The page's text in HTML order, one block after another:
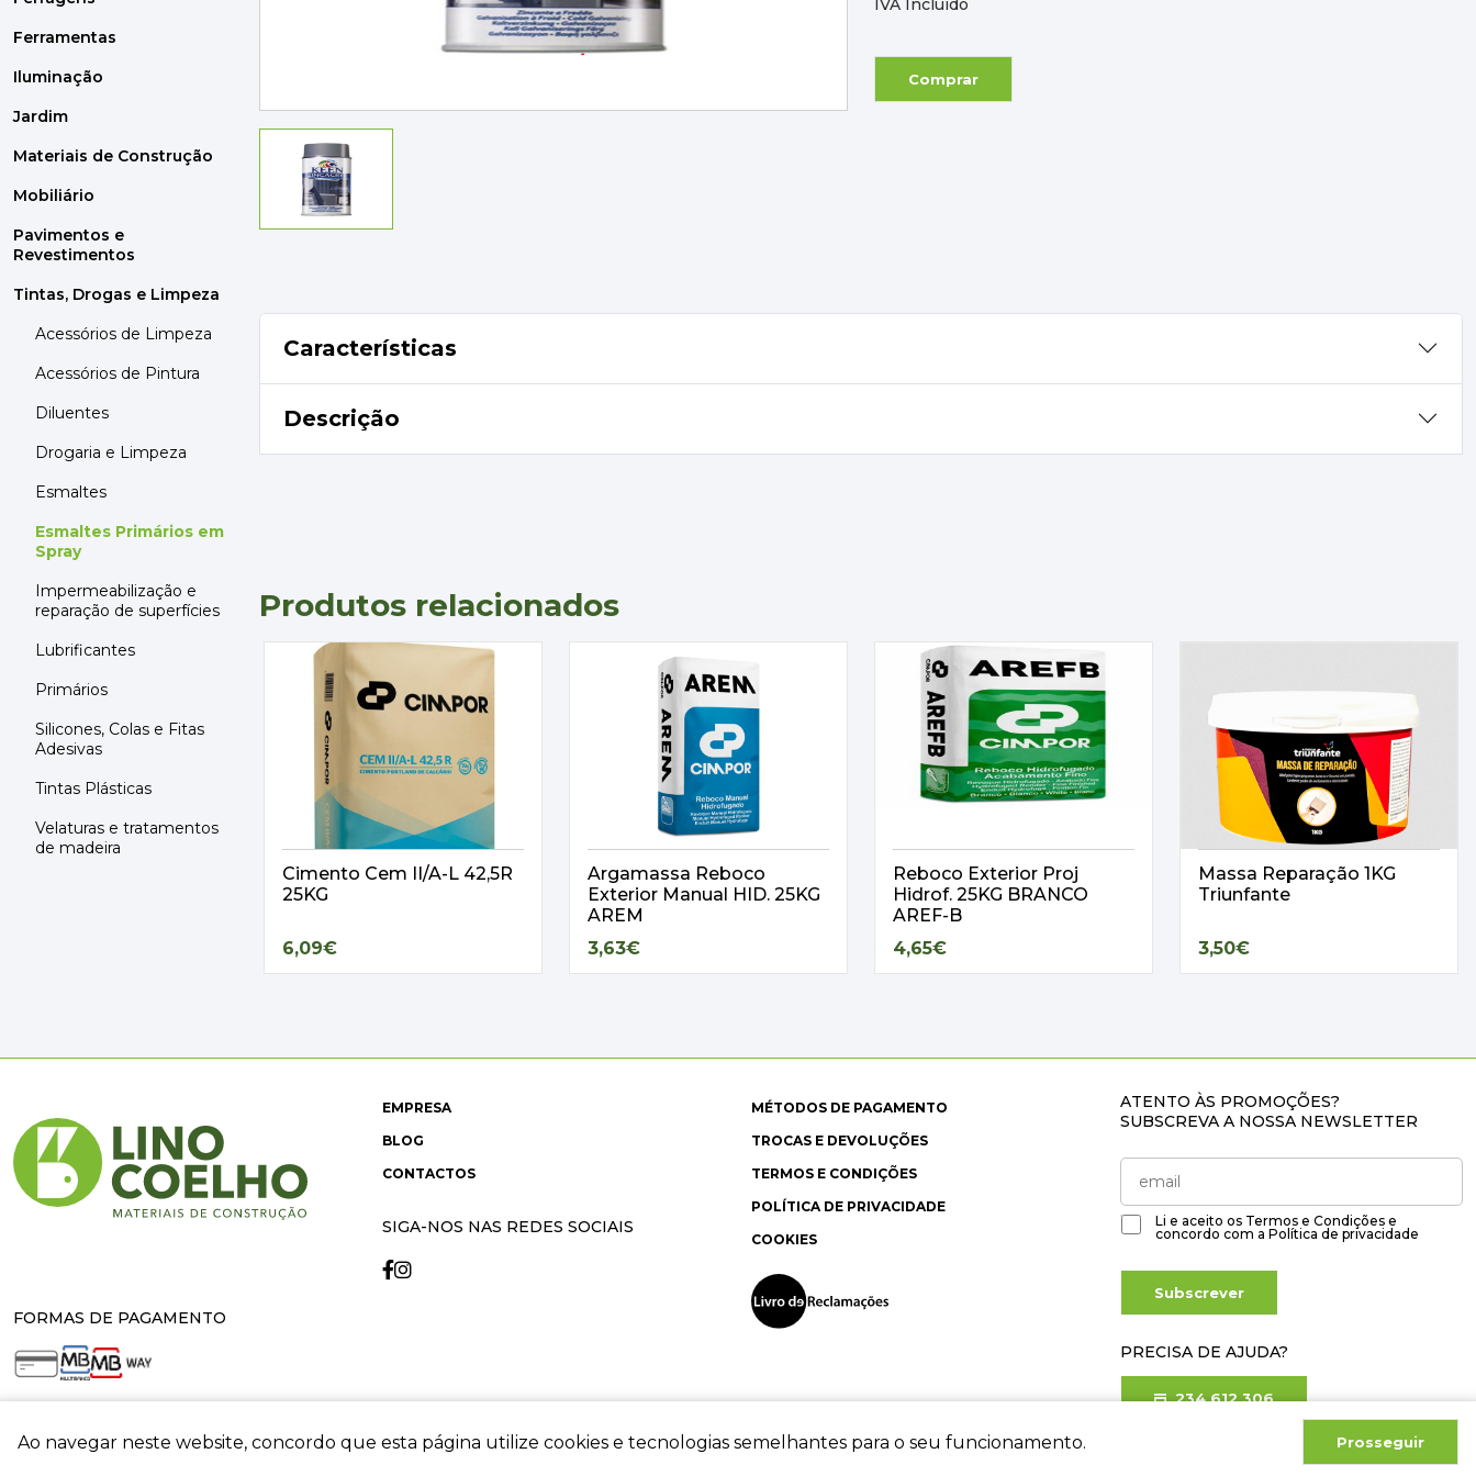
MOBILIÁRIO
PAVIMENTOS E REVESTIMENTOS
DYRUP
Ferramentas
Iluminação
Jardim
Materiais de Construção
Mobiliário
Pavimentos e
Revestimentos
Tintas, Drogas e Limpeza
Acessórios de Limpeza
Acessórios de Pintura
Diluentes
Drogaria e Limpeza
Esmaltes
Esmaltes Primários em
Spray
Impermeabilização e
reparação de superfícies
Lubrificantes
Primários
Silicones, Colas e Fitas
Adesivas
Tintas Plásticas
Velaturas e tratamentos
de madeira
IVA Incluído
Comprar
Características
Descrição
Produtos relacionados
Cimento Cem II/A-L 42,5R
25KG
6,09€
Argamassa Reboco
Exterior Manual HID. 25KG
AREM
3,63€
Reboco Exterior Proj
Hidrof. 25KG BRANCO
AREF-B
4,65€
Massa Reparação 1KG
Triunfante
3,50€
Ao navegar neste website, concordo que esta página utilize cookies e tecnologias semelhantes para o seu funcionamento. Prosseguir
FORMAS DE PAGAMENTO
EMPRESA
BLOG
CONTACTOS
SIGA-NOS NAS REDES SOCIAIS
MÉTODOS DE PAGAMENTO
TROCAS E DEVOLUÇÕES
TERMOS E CONDIÇÕES
POLÍTICA DE PRIVACIDADE
COOKIES
ATENTO ÀS PROMOÇÕES?
SUBSCREVA A NOSSA NEWSLETTER
Li e aceito os Termos e Condições e
concordo com a Política de privacidade
Subscrever
PRECISA DE AJUDA?
234 612 306
critec